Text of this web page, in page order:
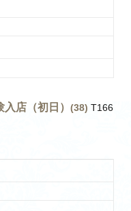
店（初日） (38) T166